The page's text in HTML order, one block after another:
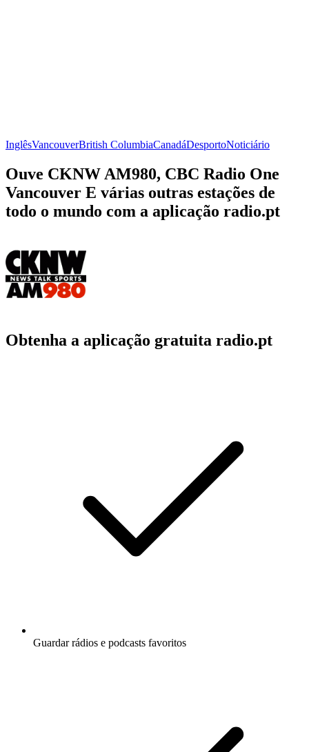
InglêsVancouverBritish ColumbiaCanadáDesportoNoticiário
Ouve CKNW AM980, CBC Radio One
Vancouver E várias outras estações de
todo o mundo com a aplicação radio.pt
Obtenha a aplicação gratuita radio.pt
Guardar rádios e podcasts favoritos